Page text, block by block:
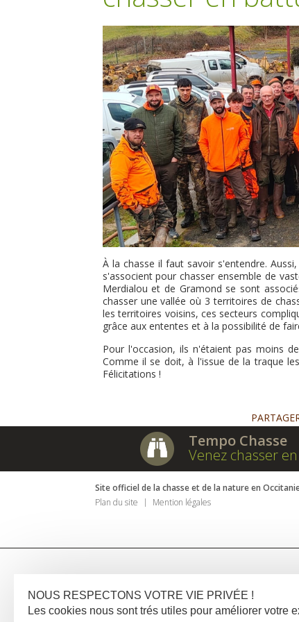
À la chasse il faut savoir s'entendre.
s'associent pour chasser ensemble de
Merdialou et de Gramond se sont
chasser une vallée où 3 territoires de
les territoires voisins, ces secteurs
grâce aux ententes et à la possibilité de
Pour l'occasion, ils n'étaient pas moins
Comme il se doit, à l'issue de la traque
Félicitations !
Tempo Chasse
Venez chasser
Site officiel de la chasse et de la nature en
Plan du site
Mention légales
NOUS RESPECTONS VOTRE VIE PRIVÉE !
Les cookies nous sont trés utiles pour améliorer votre